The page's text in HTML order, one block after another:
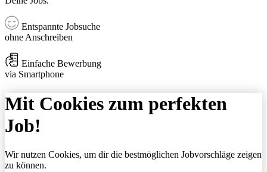
Entspannte Jobsuche
ohne Anschreiben
Einfache Bewerbung
via Smartphone
Mit Cookies zum perfekten
Job!
Wir nutzen Cookies, um dir die bestmöglichen Jobvorschläge zeigen
zu können.